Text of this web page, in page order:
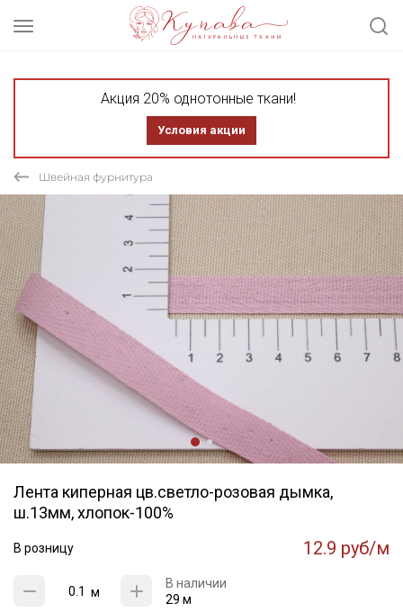
Акция 20% однотонные ткани!
Условия акции
Швейная фурнитура
Лента киперная цв.светло-розовая дымка,
ш.13мм, хлопок-100%
В розницу 12.9 руб/м
м
В наличии
29 м